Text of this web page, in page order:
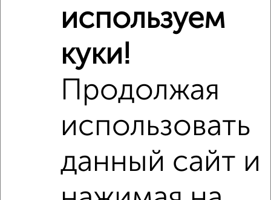
Поликлиники
Продукты
Банкоматы
Фитнес
Аптеки
используем
куки!
Продолжая
использовать
данный сайт и